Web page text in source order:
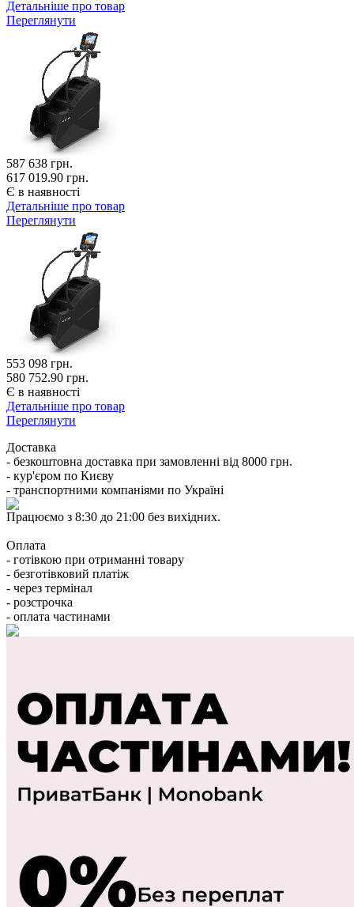
Детальніше про товар
Переглянути
587 638 грн.
617 019.90 грн.
Є в наявності
Детальніше про товар
Переглянути
553 098 грн.
580 752.90 грн.
Є в наявності
Детальніше про товар
Переглянути
Доставка
- безкоштовна доставка при замовленні від 8000 грн.
- кур'єром по Києву
- транспортними компаніями по Україні
Працюємо з 8:30 до 21:00 без вихідних.
Оплата
- готівкою при отриманні товару
- безготівковий платіж
- через термінал
- розстрочка
- оплата частинами